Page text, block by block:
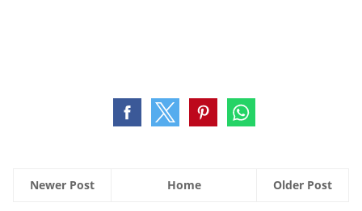
Newer Post Older Post
Home